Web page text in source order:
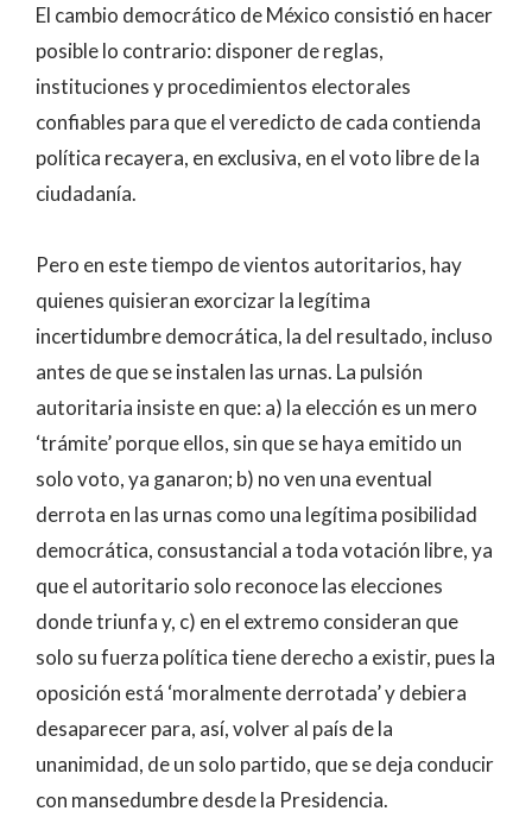
El cambio democrático de México consistió en hacer
posible lo contrario: disponer de reglas,
instituciones y procedimientos electorales
confiables para que el veredicto de cada contienda
política recayera, en exclusiva, en el voto libre de la
ciudadanía.
Pero en este tiempo de vientos autoritarios, hay
quienes quisieran exorcizar la legítima
incertidumbre democrática, la del resultado, incluso
antes de que se instalen las urnas. La pulsión
autoritaria insiste en que: a) la elección es un mero
‘trámite’ porque ellos, sin que se haya emitido un
solo voto, ya ganaron; b) no ven una eventual
derrota en las urnas como una legítima posibilidad
democrática, consustancial a toda votación libre, ya
que el autoritario solo reconoce las elecciones
donde triunfa y, c) en el extremo consideran que
solo su fuerza política tiene derecho a existir, pues la
oposición está ‘moralmente derrotada’ y debiera
desaparecer para, así, volver al país de la
unanimidad, de un solo partido, que se deja conducir
con mansedumbre desde la Presidencia.